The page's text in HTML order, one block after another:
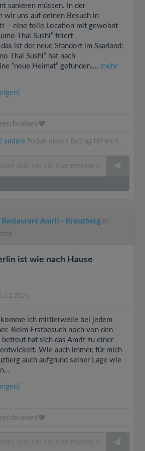
sanieren müssen. In der
wir uns auf deinen Besuch in
– eine tolle Location mit gewohnt
Thai Sushi” feiert
ist der neue Standort im Saarland:
Thai Sushi” hat nach
“neue Heimat” gefunden.... mehr
andere finden diesen Beitrag hilfreich.
Restaurant Amrit · Kreuzberg in
ist wie nach Hause
ich mittlerweile bei jedem
Beim Erstbesuch noch von den
betreut hat sich das Amrit zu einer
Wie auch immer, für mich
auch aufgrund seiner Lage wie